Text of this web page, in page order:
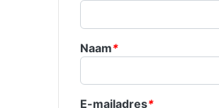
Naam*
E-mailadres*